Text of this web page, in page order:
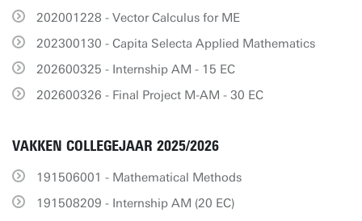
202001228 - Vector Calculus for ME
202300130 - Capita Selecta Applied Mathematics
202600325 - Internship AM - 15 EC
202600326 - Final Project M-AM - 30 EC
VAKKEN COLLEGEJAAR 2025/2026
191506001 - Mathematical Methods
191508209 - Internship AM (20 EC)